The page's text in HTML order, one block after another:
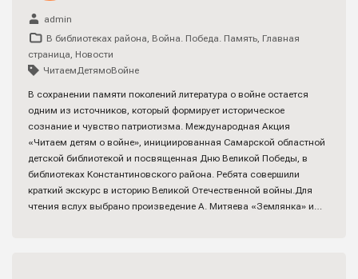
admin
В библиотеках района, Война. Победа. Память, Главная
страница, Новости
ЧитаемДетямоВойне
В сохранении памяти поколений литература о войне остается
одним из источников, который формирует историческое
сознание и чувство патриотизма. Международная Акция
«Читаем детям о войне», инициированная Самарской областной
детской библиотекой и посвященная Дню Великой Победы, в
библиотеках Константиновского района. Ребята совершили
краткий экскурс в историю Великой Отечественной войны.Для
чтения вслух выбрано произведение А. Митяева «Землянка» и…